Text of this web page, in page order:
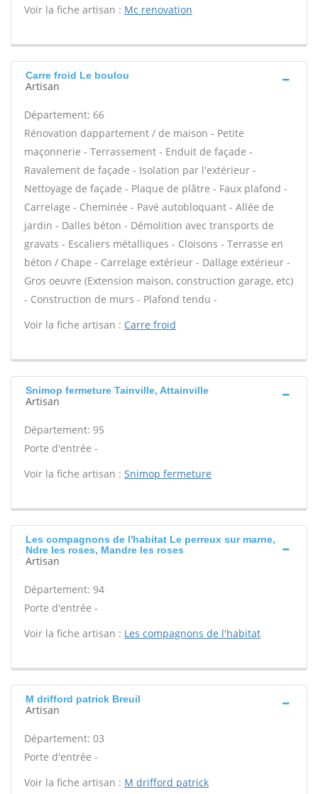
Voir la fiche artisan : Mc renovation
Carre froid Le boulou
Artisan
Département: 66
Rénovation dappartement / de maison - Petite
maçonnerie - Terrassement - Enduit de façade -
Ravalement de façade - Isolation par l'extérieur -
Nettoyage de façade - Plaque de plâtre - Faux plafond -
Carrelage - Cheminée - Pavé autobloquant - Allée de
jardin - Dalles béton - Démolition avec transports de
gravats - Escaliers métalliques - Cloisons - Terrasse en
béton / Chape - Carrelage extérieur - Dallage extérieur -
Gros oeuvre (Extension maison, construction garage, etc)
- Construction de murs - Plafond tendu -
Voir la fiche artisan : Carre froid
Snimop fermeture Tainville, Attainville
Artisan
Département: 95
Porte d'entrée -
Voir la fiche artisan : Snimop fermeture
Les compagnons de l'habitat Le perreux sur marne,
Ndre les roses, Mandre les roses
Artisan
Département: 94
Porte d'entrée -
Voir la fiche artisan : Les compagnons de l'habitat
M drifford patrick Breuil
Artisan
Département: 03
Porte d'entrée -
Voir la fiche artisan : M drifford patrick